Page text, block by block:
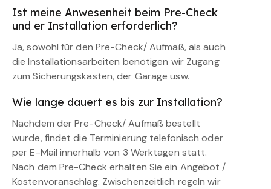
Ist meine Anwesenheit beim Pre-Check
und er Installation erforderlich?
Ja, sowohl für den Pre-Check/ Aufmaß, als auch
die Installationsarbeiten benötigen wir Zugang
zum Sicherungskasten, der Garage usw.
Wie lange dauert es bis zur Installation?
Nachdem der Pre-Check/ Aufmaß bestellt
wurde, findet die Terminierung telefonisch oder
per E-Mail innerhalb von 3 Werktagen statt.
Nach dem Pre-Check erhalten Sie ein Angebot /
Kostenvoranschlag. Zwischenzeitlich regeln wir